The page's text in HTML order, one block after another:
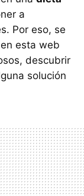
a
Por eso, se
esta web
descubrir
solución